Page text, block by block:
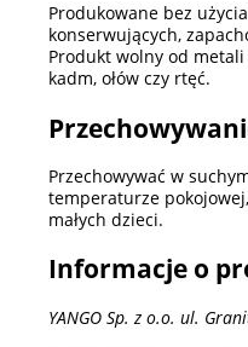
Produkowane bez
konserwujących,
Produkt wolny od
kadm, ołów czy rtęć.
Przechowywać w
temperaturze
małych dzieci.
Informacje o
YANGO Sp. z o.o. ul.